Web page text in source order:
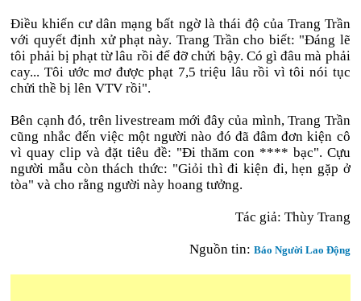
Điều khiến cư dân mạng bất ngờ là thái độ của Trang Trần
với quyết định xử phạt này. Trang Trần cho biết: "Đáng lẽ
tôi phải bị phạt từ lâu rồi để đỡ chửi bậy. Có gì đâu mà phải
cay... Tôi ước mơ được phạt 7,5 triệu lâu rồi vì tôi nói tục
chửi thề bị lên VTV rồi".
Bên cạnh đó, trên livestream mới đây của mình, Trang Trần
cũng nhắc đến việc một người nào đó đã đâm đơn kiện cô
vì quay clip và đặt tiêu đề: "Đi thăm con **** bạc". Cựu
người mẫu còn thách thức: "Giỏi thì đi kiện đi, hẹn gặp ở
tòa" và cho rằng người này hoang tưởng.
Tác giả: Thùy Trang
Nguồn tin: Báo Người Lao Động